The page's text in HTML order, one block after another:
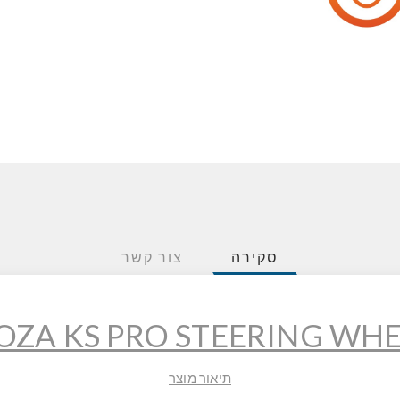
סקירה צור קשר
KS PRO STEERING
תיאור מוצר